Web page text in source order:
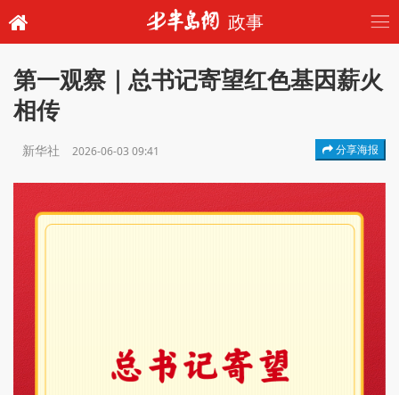
政事
第一观察｜总书记寄望红色基因薪火
相传
新华社 2026-06-03 09:41 分享海报